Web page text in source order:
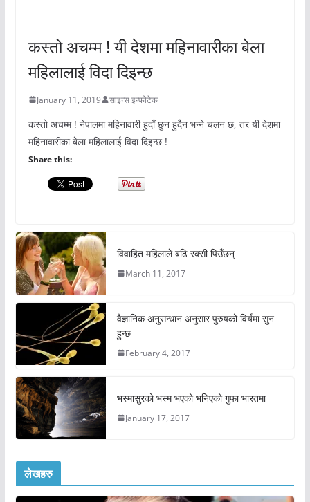
कस्तो अचम्म ! यी देशमा महिनावारीका बेला
महिलालाई विदा दिइन्छ
January 11, 2019 साइन्स इन्फोटेक
कस्तो अचम्म ! नेपालमा महिनावारी हुदाँ छुन हुदैन भन्ने चलन छ, तर यी देशमा
महिनावारीका बेला महिलालाई विदा दिइन्छ !
Share this:
विवाहित महिलाले बढि रक्सी पिउँछन्
March 11, 2017
वैज्ञानिक अनुसन्धान अनुसार पुरुषको विर्यमा सुन
हुन्छ
February 4, 2017
भस्मासुरको भस्म भएको भनिएको गुफा भारतमा
January 17, 2017
लेखहरु